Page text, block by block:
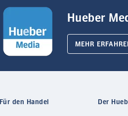
Hueber
MEHR
Für den Handel Der